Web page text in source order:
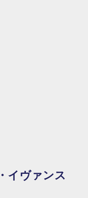
イヴァンス